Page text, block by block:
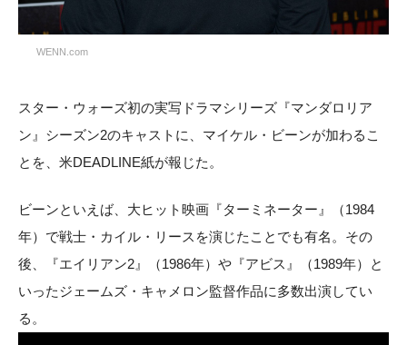
WENN.com
スター・ウォーズ初の実写ドラマシリーズ『マンダロリア
ン』シーズン2のキャストに、マイケル・ビーンが加わるこ
とを、米DEADLINE紙が報じた。
ビーンといえば、大ヒット映画『ターミネーター』（1984
年）で戦士・カイル・リースを演じたことでも有名。その
後、『エイリアン2』（1986年）や『アビス』（1989年）と
いったジェームズ・キャメロン監督作品に多数出演してい
る。